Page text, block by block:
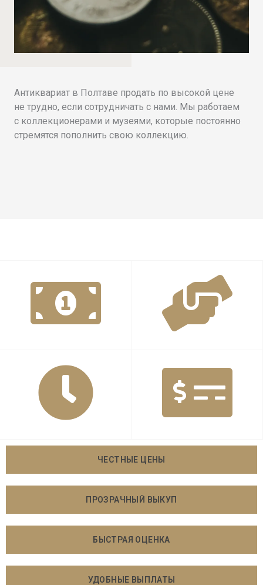
Антиквариат в Полтаве продать по высокой цене
не трудно, если сотрудничать с нами. Мы работаем
с коллекционерами и музеями, которые постоянно
стремятся пополнить свою коллекцию.
ЧЕСТНЫЕ ЦЕНЫ
ПРОЗРАЧНЫЙ ВЫКУП
БЫСТРАЯ ОЦЕНКА
УДОБНЫЕ ВЫПЛАТЫ